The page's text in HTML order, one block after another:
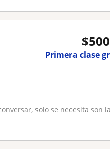
$
Primera clase
solo se necesita son